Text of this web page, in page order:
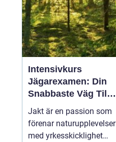
Intensivkurs
Jägarexamen: Din
Snabbaste Väg Till
Jaktlycka
Jakt är en passion som
förenar naturupplevelser
med yrkesskicklighet